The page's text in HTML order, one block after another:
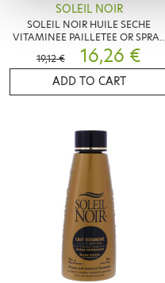
SOLEIL NOIR
SOLEIL NOIR HUILE SECHE
VITAMINEE PAILLETEE OR SPRAY
150ML
19,12 € 16,26 €
ADD TO CART